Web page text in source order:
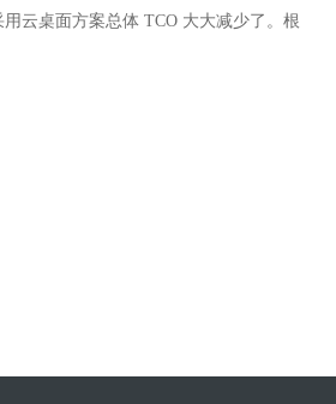
云桌面方案总体 TCO 大大减少了。根